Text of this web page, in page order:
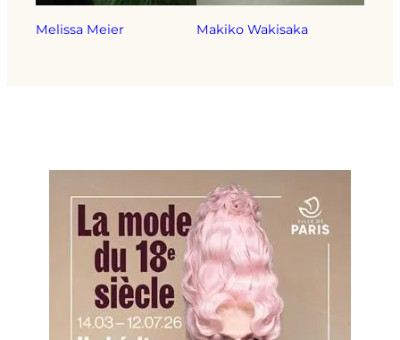
Melissa Meier Makiko Wakisaka